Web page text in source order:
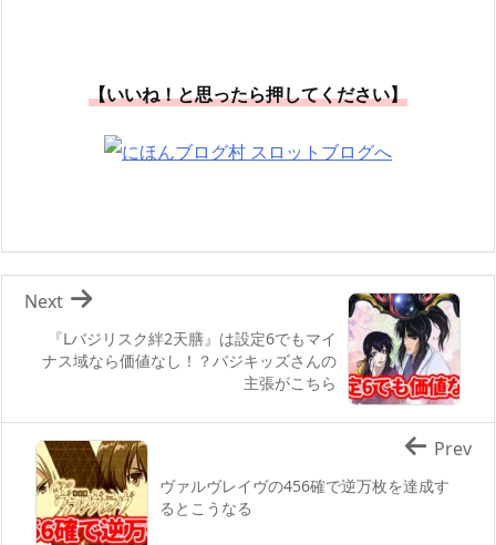
【いいね！と思ったら押してください】
『Lバジリスク絆2天膳』は設定6でもマイ
ナス域なら価値なし！？バジキッズさんの
主張がこちら
Next
ヴァルヴレイヴの456確で逆万枚を達成す
るとこうなる
Prev